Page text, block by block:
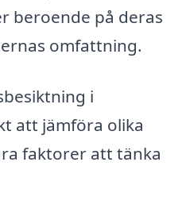
beroende på deras
omfattning.
i
att jämföra olika
faktorer att tänka